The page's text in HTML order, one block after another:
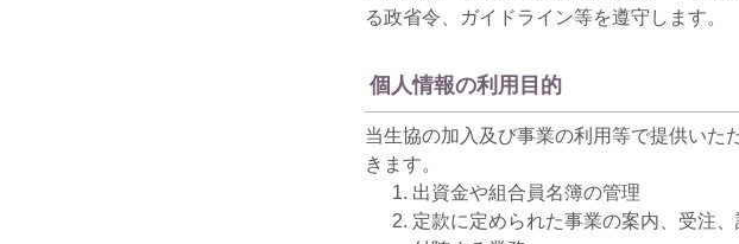
る政省令、ガイドライン等を遵守します。
個人情報の利用目的
当生協の加入及び事業の利用等で提供いた
きます。
出資金や組合員名簿の管理
定款に定められた事業の案内、受注